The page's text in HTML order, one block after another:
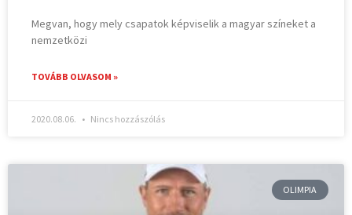
Megvan, hogy mely csapatok képviselik a magyar színeket a
nemzetközi
TOVÁBB OLVASOM »
2020.08.06. Nincs hozzászólás
OLIMPIA